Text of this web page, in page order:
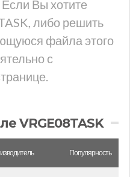
Вы хотите
либо решить
файла этого
с
VRGE08TASK
Популярность